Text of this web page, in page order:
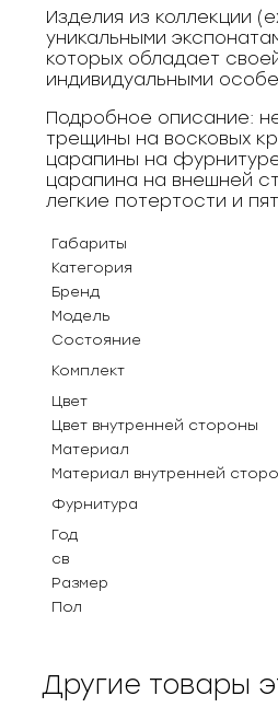
Изделия из коллекции
уникальными
которых обладает
индивидуальными
Подробное описание:
трещины на восковых
царапины на
царапина на внешней
легкие потертости и
Габариты
Категория
Бренд
Модель
Состояние
Комплект
Цвет
Цвет внутренней стороны
Материал
Материал внутренней
Фурнитура
Год
св
Размер
Пол
Другие товары